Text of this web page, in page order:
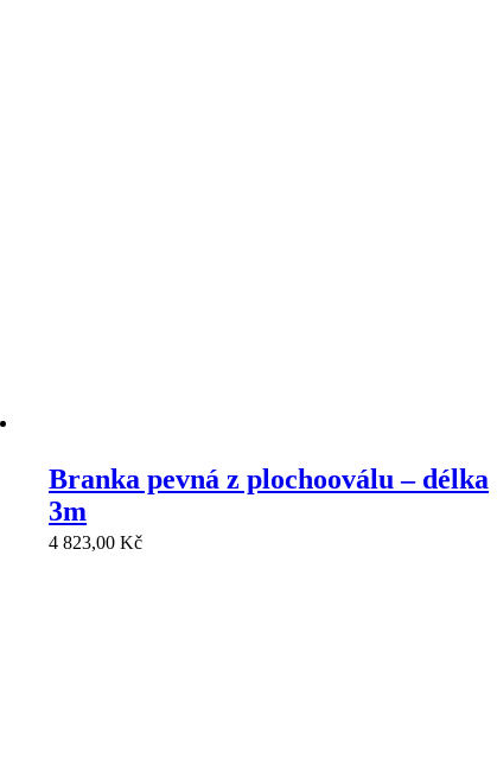
Branka pevná z plochooválu – délka
3m
4 823,00Kč